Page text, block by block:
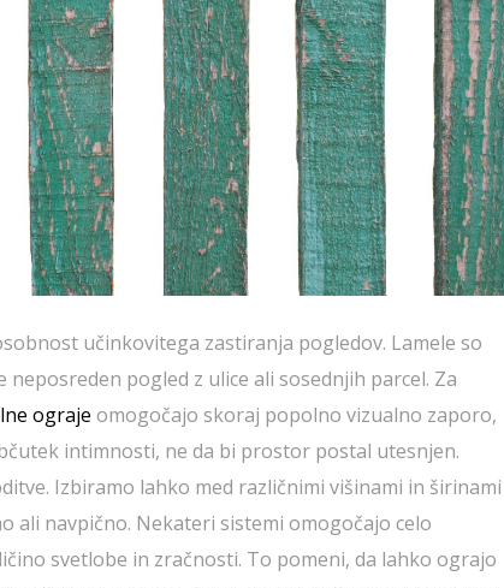
učinkovitega zastiranja pogledov. Lamele so
pogled z ulice ali sosednjih parcel. Za
ograje omogočajo skoraj popolno vizualno zaporo,
intimnosti, ne da bi prostor postal utesnjen.
Izbiramo lahko med različnimi višinami in širinami
ali navpično. Nekateri sistemi omogočajo celo
svetlobe in zračnosti. To pomeni, da lahko ograjo